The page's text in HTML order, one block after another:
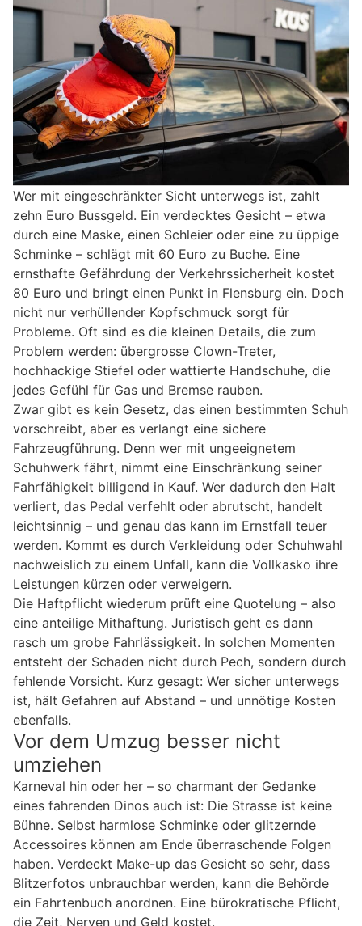
Wer mit eingeschränkter Sicht unterwegs ist, zahlt
zehn Euro Bussgeld. Ein verdecktes Gesicht – etwa
durch eine Maske, einen Schleier oder eine zu üppige
Schminke – schlägt mit 60 Euro zu Buche. Eine
ernsthafte Gefährdung der Verkehrssicherheit kostet
80 Euro und bringt einen Punkt in Flensburg ein. Doch
nicht nur verhüllender Kopfschmuck sorgt für
Probleme. Oft sind es die kleinen Details, die zum
Problem werden: übergrosse Clown-Treter,
hochhackige Stiefel oder wattierte Handschuhe, die
jedes Gefühl für Gas und Bremse rauben.
Zwar gibt es kein Gesetz, das einen bestimmten Schuh
vorschreibt, aber es verlangt eine sichere
Fahrzeugführung. Denn wer mit ungeeignetem
Schuhwerk fährt, nimmt eine Einschränkung seiner
Fahrfähigkeit billigend in Kauf. Wer dadurch den Halt
verliert, das Pedal verfehlt oder abrutscht, handelt
leichtsinnig – und genau das kann im Ernstfall teuer
werden. Kommt es durch Verkleidung oder Schuhwahl
nachweislich zu einem Unfall, kann die Vollkasko ihre
Leistungen kürzen oder verweigern.
Die Haftpflicht wiederum prüft eine Quotelung – also
eine anteilige Mithaftung. Juristisch geht es dann
rasch um grobe Fahrlässigkeit. In solchen Momenten
entsteht der Schaden nicht durch Pech, sondern durch
fehlende Vorsicht. Kurz gesagt: Wer sicher unterwegs
ist, hält Gefahren auf Abstand – und unnötige Kosten
ebenfalls.
Vor dem Umzug besser nicht
umziehen
Karneval hin oder her – so charmant der Gedanke
eines fahrenden Dinos auch ist: Die Strasse ist keine
Bühne. Selbst harmlose Schminke oder glitzernde
Accessoires können am Ende überraschende Folgen
haben. Verdeckt Make-up das Gesicht so sehr, dass
Blitzerfotos unbrauchbar werden, kann die Behörde
ein Fahrtenbuch anordnen. Eine bürokratische Pflicht,
die Zeit, Nerven und Geld kostet.